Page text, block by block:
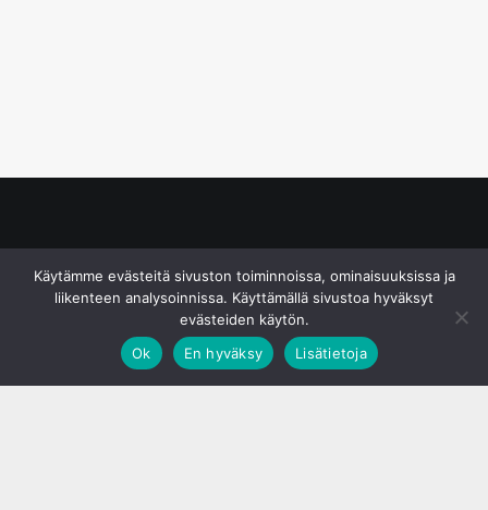
Käytämme evästeitä sivuston toiminnoissa, ominaisuuksissa ja
liikenteen analysoinnissa. Käyttämällä sivustoa hyväksyt
evästeiden käytön.
Ok
En hyväksy Lisätietoja